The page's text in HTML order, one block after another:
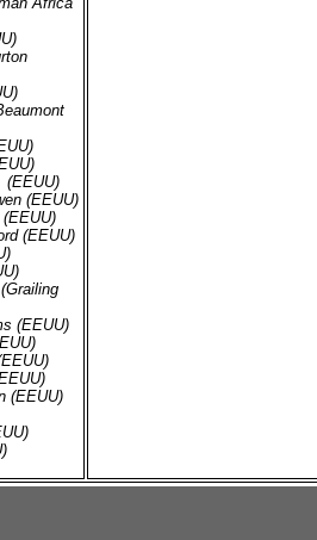
(EEUU)
(EEUU)
(EEUU)
(EEUU)
(EEUU)